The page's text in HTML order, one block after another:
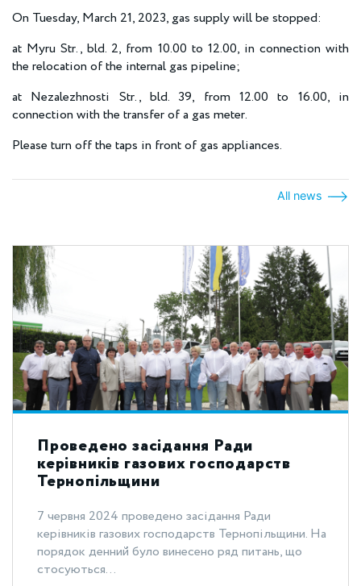
On Tuesday, March 21, 2023, gas supply will be stopped:
at Myru Str., bld. 2, from 10.00 to 12.00, in connection with
the relocation of the internal gas pipeline;
at Nezalezhnosti Str., bld. 39, from 12.00 to 16.00, in
connection with the transfer of a gas meter.
Please turn off the taps in front of gas appliances.
All news
Проведено засідання Ради
керівників газових господарств
Тернопільщини
7 червня 2024 проведено засідання Ради
керівників газових господарств Тернопільщини. На
порядок денний було винесено ряд питань, що
стосуються...